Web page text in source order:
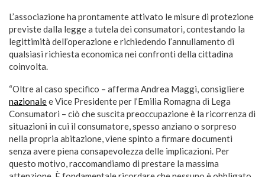
L’associazione ha prontamente attivato le misure di protezione
previste dalla legge a tutela dei consumatori, contestando la
legittimità dell’operazione e richiedendo l’annullamento di
qualsiasi richiesta economica nei confronti della cittadina
coinvolta.
“Oltre al caso specifico – afferma Andrea Maggi, consigliere
nazionalee Vice Presidente per l’Emilia Romagna di Lega
Consumatori – ciò che suscita preoccupazione è la ricorrenza di
situazioni in cui il consumatore, spesso anziano o sorpreso
nella propria abitazione, viene spinto a firmare documenti
senza avere piena consapevolezza delle implicazioni. Per
questo motivo, raccomandiamo di prestare la massima